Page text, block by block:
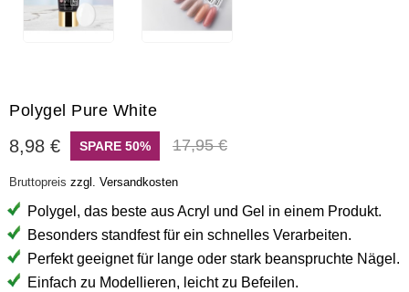
Polygel Pure White
8,98 € SPARE 50% 17,95 €
Bruttopreis zzgl. Versandkosten
Polygel, das beste aus Acryl und Gel in einem Produkt.
Besonders standfest für ein schnelles Verarbeiten.
Perfekt geeignet für lange oder stark beanspruchte Nägel.
Einfach zu Modellieren, leicht zu Befeilen.